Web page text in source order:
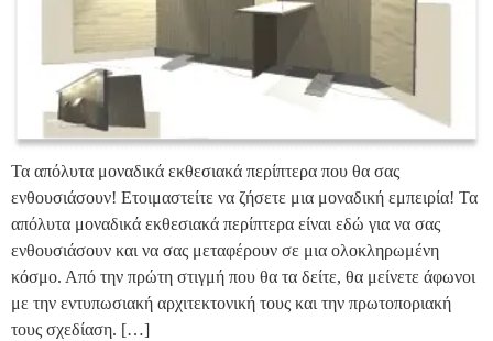
Τα απόλυτα μοναδικά εκθεσιακά περίπτερα που θα σας
ενθουσιάσουν! Ετοιμαστείτε να ζήσετε μια μοναδική εμπειρία! Τα
απόλυτα μοναδικά εκθεσιακά περίπτερα είναι εδώ για να σας
ενθουσιάσουν και να σας μεταφέρουν σε μια ολοκληρωμένη
κόσμο. Από την πρώτη στιγμή που θα τα δείτε, θα μείνετε άφωνοι
με την εντυπωσιακή αρχιτεκτονική τους και την πρωτοποριακή
τους σχεδίαση. […]